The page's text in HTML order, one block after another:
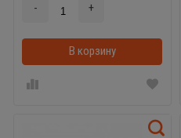
- +
В корзину